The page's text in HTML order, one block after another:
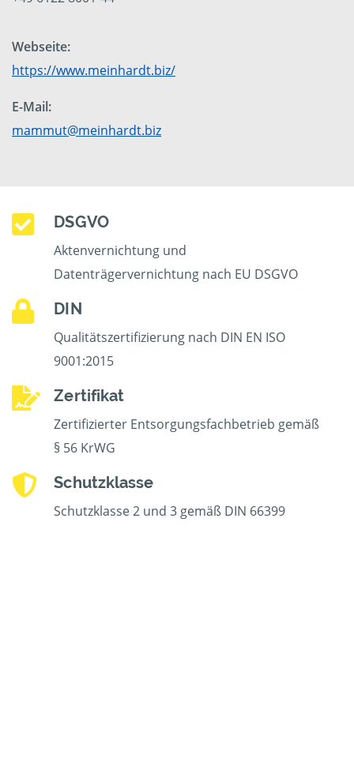
Webseite:
https://www.meinhardt.biz/
E-Mail:
mammut@meinhardt.biz
DSGVO
Aktenvernichtung und
Datenträgervernichtung nach EU DSGVO
DIN
Qualitätszertifizierung nach DIN EN ISO
9001:2015
Zertifikat
Zertifizierter Entsorgungsfachbetrieb gemäß
§ 56 KrWG
Schutzklasse
Schutzklasse 2 und 3 gemäß DIN 66399